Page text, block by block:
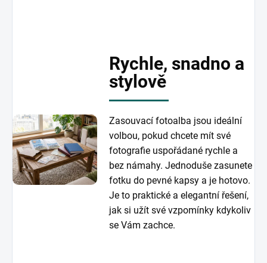
Rychle, snadno a
stylově
Zasouvací fotoalba jsou ideální
volbou, pokud chcete mít své
fotografie uspořádané rychle a
bez námahy. Jednoduše zasunete
fotku do pevné kapsy a je hotovo.
Je to praktické a elegantní řešení,
jak si užít své vzpomínky kdykoliv
se Vám zachce.